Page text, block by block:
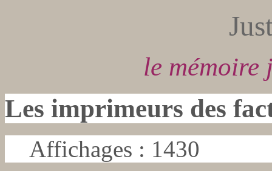
le mémoire
Les imprimeurs des
Affichages : 1430